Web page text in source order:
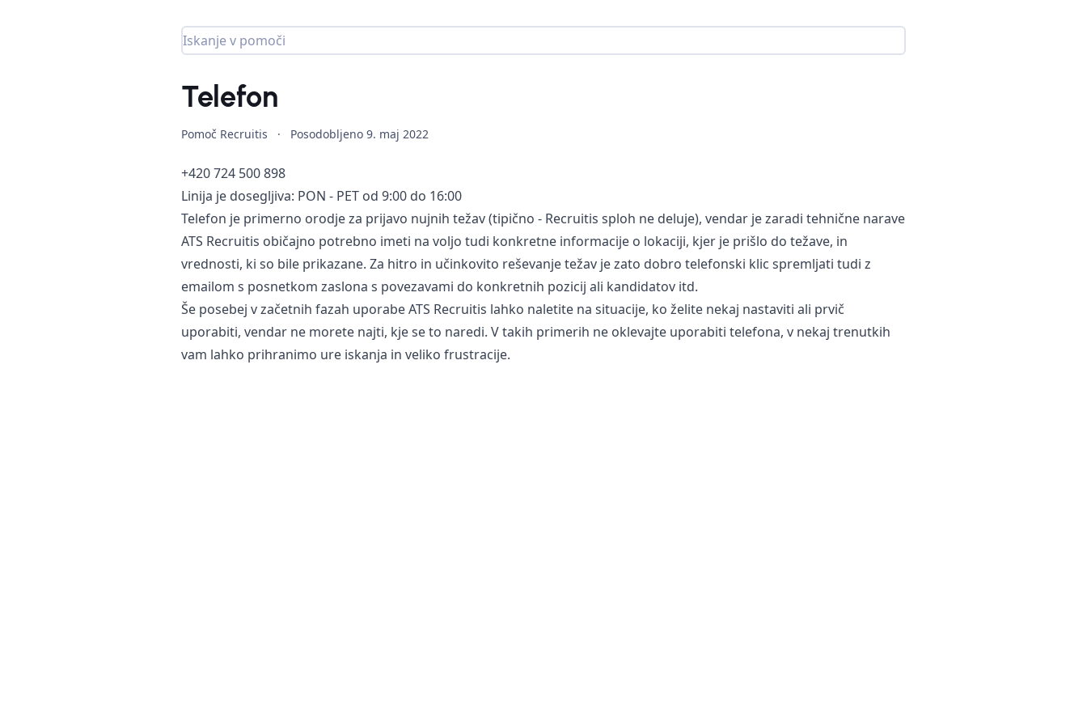
Telefon
Pomoč Recruitis · Posodobljeno 9. maj 2022
+420 724 500 898
Linija je dosegljiva: PON - PET od 9:00 do 16:00
Telefon je primerno orodje za prijavo nujnih težav (tipično - Recruitis sploh ne deluje), vendar je zaradi tehnične narave
ATS Recruitis običajno potrebno imeti na voljo tudi konkretne informacije o lokaciji, kjer je prišlo do težave, in
vrednosti, ki so bile prikazane. Za hitro in učinkovito reševanje težav je zato dobro telefonski klic spremljati tudi z
emailom s posnetkom zaslona s povezavami do konkretnih pozicij ali kandidatov itd.
Še posebej v začetnih fazah uporabe ATS Recruitis lahko naletite na situacije, ko želite nekaj nastaviti ali prvič
uporabiti, vendar ne morete najti, kje se to naredi. V takih primerih ne oklevajte uporabiti telefona, v nekaj trenutkih
vam lahko prihranimo ure iskanja in veliko frustracije.